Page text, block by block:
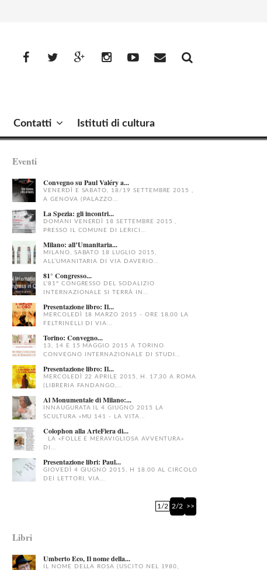
facebook
TwitterGoogle+InstagramYouTube
Email
Contatti Istituti di cultura
Eventi
Convegno su Paul Valéry a...
VENERDÌ E SABATO, 18/19 SETTEMBRE 2015 ,
A GENOVA (PALAZZO...
La Spezia: gli incontri...
DOMANI VENERDÌ 18 SETTEMBRE 2015 ,
PRESSO IL COMUNE DI LERICI...
Milano: all’Umanitaria...
MILANO, SABATO 18 LUGLIO 2015,
ALL’UMANITARIA DI VIA DAVERIO...
81° Congresso...
L'81° CONGRESSO DEL SODALIZIO
INTERNAZIONALE SI TERRÀ IN...
Presentazione libro: Il...
MERCOLEDÌ 18 MARZO 2015 - ORE 18,00 LA
FELTRINELLI DI VIA...
Torino: Convegno...
13, 14 E 15 MAGGIO 2015 A TORINO
CONVEGNO INTERNAZIONALE DI STUDI...
Presentazione libro: Il...
MERCOLEDÌ 22 APRILE 2015, H. 17,30 A ROMA
(LIBRERIA FANDANGO,...
Al Monumentale di Milano:...
INNAUGURATA IL 4 GIUGNO 2015 LA
SCULTURA «MU 141 - LA VITA...
Colophon alla ArteFiera di...
LA «FOLLE E MERAVIGLIOSA AVVENTURA»
DI...
Presentazione libri: Paul...
GIOVEDÌ 4 GIUGNO 2015, H 18.00 AL CIRCOLO
DEI LETTORI, VIA...
1/2 2/2 >>
Libri
Umberto Eco, Il nome della...
IL NOME DELLA ROSA (USCITO NEL 1980,